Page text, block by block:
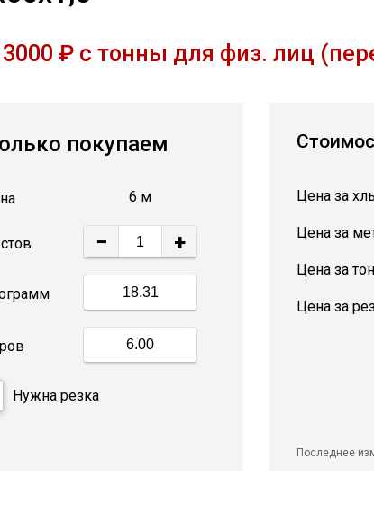
₽ с тонны для физ. лиц
покупаем
6 м
− +
Нужна резка
Цена за
Цена за
Цена за
Цена за рез
Последнее